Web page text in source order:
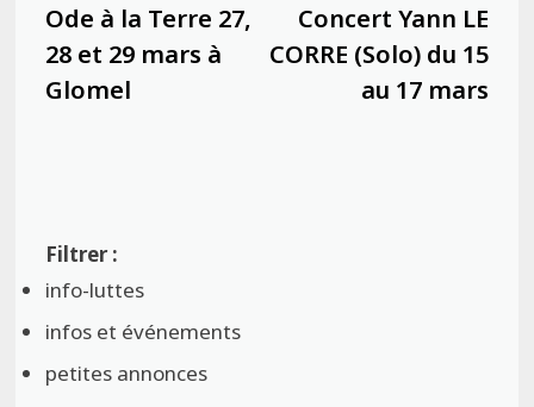
Ode à la Terre 27,
28 et 29 mars à
Glomel
Concert Yann LE
CORRE (Solo) du 15
au 17 mars
info-luttes
infos et événements
petites annonces